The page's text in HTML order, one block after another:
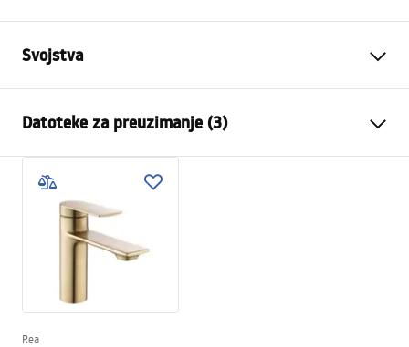
Svojstva
Način montaže
Stojeća
Boja
Četkano zlato
Vrsta izljevne cijevi
Materijal
Doseg izljeva
Tehnologija premazivanja
Promjer priključka
Datoteke za preuzimanje (3)
Jamstveni uvjeti
Warranty_Terms_and_Conditions_Faucets_-_5.pdf
Upute za montažu
Rea